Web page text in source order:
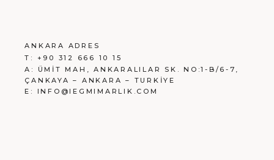
ANKARA ADRES
T: +90 312 666 10 15
A: ÜMİT MAH, ANKARALILAR SK. NO:1-B/6-7,
ÇANKAYA – ANKARA – TURKİYE
E: INFO@IEGMIMARLIK.COM